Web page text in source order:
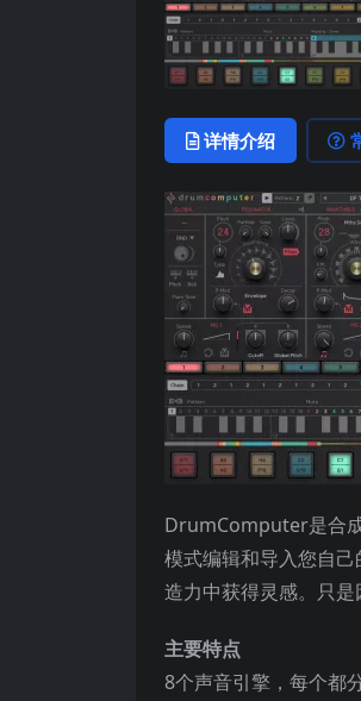
详情介绍
DrumComputer是合
模式编辑和导入您自
造力中获得灵感。只是
主要特点
8个声音引擎，每个都